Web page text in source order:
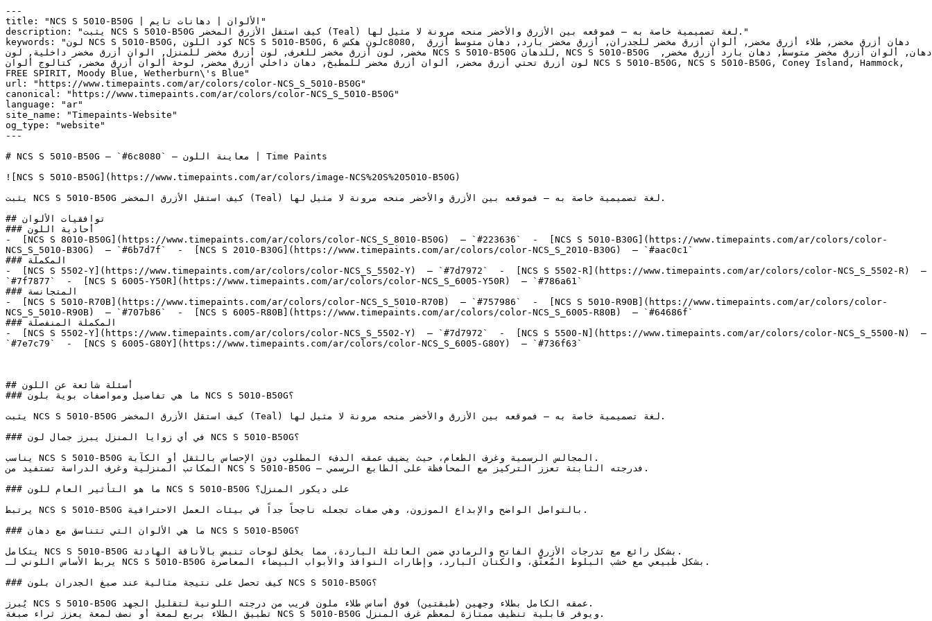
---
title: "NCS S 5010-B50G | الألوان | دهانات تايم"
description: "يثبت NCS S 5010-B50G كيف استقل الأزرق المخضر (Teal) لغة تصميمية خاصة به — فموقعه بين الأزرق والأخضر منحه مرونة لا مثيل لها."
keywords: "لون NCS S 5010-B50G, كود اللون NCS S 5010-B50G, لون هكس 6c8080, دهان أزرق مخضر, طلاء أزرق مخضر, ألوان أزرق مخضر للجدران, أزرق مخضر بارد, دهان متوسط أزرق
مخضر, لون أزرق مخضر للغرف, لون أزرق مخضر للمنزل, الوان أزرق مخضر داخلية, لون NCS S 5010-B50G للدهان, NCS S 5010-B50G دهان, ألوان أزرق مخضر متوسط, دهان بارد أزرق مخضر,
لون أزرق تحتي أزرق مخضر, ألوان أزرق مخضر للمطبخ, دهان داخلي أزرق مخضر, لوحة ألوان أزرق مخضر, كتالوج ألوان NCS S 5010-B50G, NCS S 5010-B50G, Coney Island, Hammock,
FREE SPIRIT, Moody Blue, Wetherburn\'s Blue"
url: "https://www.timepaints.com/ar/colors/color-NCS_S_5010-B50G"
canonical: "https://www.timepaints.com/ar/colors/color-NCS_S_5010-B50G"
language: "ar"
site_name: "Timepaints-Website"
og_type: "website"
---
# NCS S 5010-B50G — `#6c8080` — معاينة اللون | Time Paints
![NCS S 5010-B50G](https://www.timepaints.com/ar/colors/image-NCS%20S%205010-B50G)
يثبت NCS S 5010-B50G كيف استقل الأزرق المخضر (Teal) لغة تصميمية خاصة به — فموقعه بين الأزرق والأخضر منحه مرونة لا مثيل لها.
## توافقيات الألوان
### أحادية اللون
-  [NCS S 8010-B50G](https://www.timepaints.com/ar/colors/color-NCS_S_8010-B50G)  — `#223636`  -  [NCS S 5010-B30G](https://www.timepaints.com/ar/colors/color-
NCS_S_5010-B30G)  — `#6b7d7f`  -  [NCS S 2010-B30G](https://www.timepaints.com/ar/colors/color-NCS_S_2010-B30G)  — `#aac0c1`
### المكملة
-  [NCS S 5502-Y](https://www.timepaints.com/ar/colors/color-NCS_S_5502-Y)  — `#7d7972`  -  [NCS S 5502-R](https://www.timepaints.com/ar/colors/color-NCS_S_5502-R)  —
`#7f7877`  -  [NCS S 6005-Y50R](https://www.timepaints.com/ar/colors/color-NCS_S_6005-Y50R)  — `#786a61`
### المتجانسة
-  [NCS S 5010-R70B](https://www.timepaints.com/ar/colors/color-NCS_S_5010-R70B)  — `#757986`  -  [NCS S 5010-R90B](https://www.timepaints.com/ar/colors/color-
NCS_S_5010-R90B)  — `#707b86`  -  [NCS S 6005-R80B](https://www.timepaints.com/ar/colors/color-NCS_S_6005-R80B)  — `#64686f`
### المكملة المنفصلة
-  [NCS S 5502-Y](https://www.timepaints.com/ar/colors/color-NCS_S_5502-Y)  — `#7d7972`  -  [NCS S 5500-N](https://www.timepaints.com/ar/colors/color-NCS_S_5500-N)  —
`#7e7c79`  -  [NCS S 6005-G80Y](https://www.timepaints.com/ar/colors/color-NCS_S_6005-G80Y)  — `#736f63`
## أسئلة شائعة عن اللون
### ما هي تفاصيل ومواصفات بوية بلون NCS S 5010-B50G؟
يثبت NCS S 5010-B50G كيف استقل الأزرق المخضر (Teal) لغة تصميمية خاصة به — فموقعه بين الأزرق والأخضر منحه مرونة لا مثيل لها.
### في أي زوايا المنزل يبرز جمال لون NCS S 5010-B50G؟
يناسب NCS S 5010-B50G المجالس الرسمية وغرف الطعام، حيث يضيف عمقه الدفء المطلوب دون الإحساس بالثقل أو الكآبة.
المكاتب المنزلية وغرف الدراسة تستفيد من NCS S 5010-B50G — فدرجته الثابتة تعزز التركيز مع المحافظة على الطابع الرسمي.
### ما هو التأثير العام للون NCS S 5010-B50G على ديكور المنزل؟
يرتبط NCS S 5010-B50G بالتواصل الواضح والإبداع الموزون، وهي صفات تجعله ناجحاً جداً في بيئات العمل الاحترافية.
### ما هي الألوان التي تتناسق مع دهان NCS S 5010-B50G؟
يتكامل NCS S 5010-B50G بشكل رائع مع تدرجات الأزرق الفاتح والرمادي ضمن العائلة الباردة، مما يخلق لوحات تنبض بالأناقة الهادئة.
يربط الأساس اللوني لـ NCS S 5010-B50G بشكل طبيعي مع خشب البلوط المُعتَّق، والكتان البارد، وإطارات النوافذ والأبواب البيضاء المعاصرة.
### كيف تحصل على نتيجة مثالية عند صبغ الجدران بلون NCS S 5010-B50G؟
يُبرز NCS S 5010-B50G عمقه الكامل بطلاء وجهين (طبقتين) فوق أساس طلاء ملون قريب من درجته اللونية لتقليل الجهد.
تطبيق الطلاء بربع لمعة أو نصف لمعة يعزز ثراء صبغة NCS S 5010-B50G ويوفر قابلية تنظيف ممتازة لمعظم غرف المنزل.